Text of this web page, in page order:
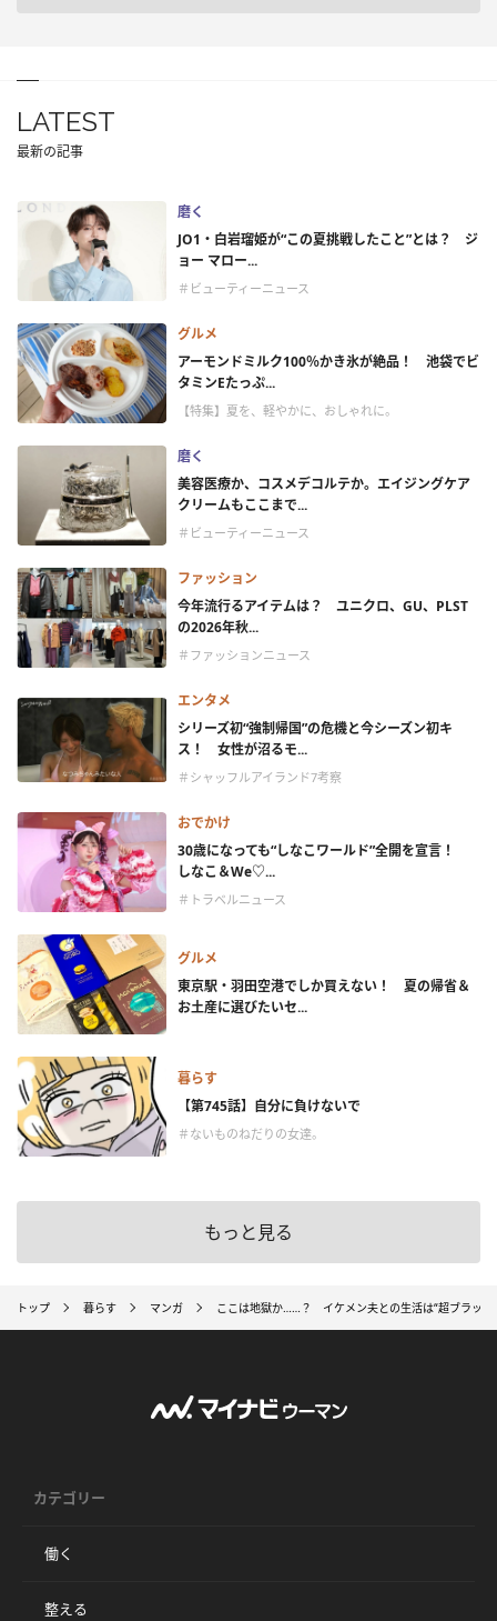
LATEST
最新の記事
磨く
JO1・白岩瑠姫が“この夏挑戦したこと”とは？ ジ
ョー マロー...
＃ビューティーニュース
グルメ
アーモンドミルク100％かき氷が絶品！ 池袋でビ
タミンEたっぷ...
【特集】夏を、軽やかに、おしゃれに。
磨く
美容医療か、コスメデコルテか。エイジングケア
クリームもここまで...
＃ビューティーニュース
ファッション
今年流行るアイテムは？ ユニクロ、GU、PLST
の2026年秋...
＃ファッションニュース
エンタメ
シリーズ初“強制帰国”の危機と今シーズン初キ
ス！ 女性が沼るモ...
＃シャッフルアイランド7考察
おでかけ
30歳になっても“しなこワールド”全開を宣言！
しなこ＆We♡...
＃トラベルニュース
グルメ
東京駅・羽田空港でしか買えない！ 夏の帰省＆
お土産に選びたいセ...
暮らす
【第745話】自分に負けないで
＃ないものねだりの女達。
もっと見る
トップ 暮らす マンガ ここは地獄か……？ イケメン夫との生活は“超ブラッ
カテゴリー
働く
整える